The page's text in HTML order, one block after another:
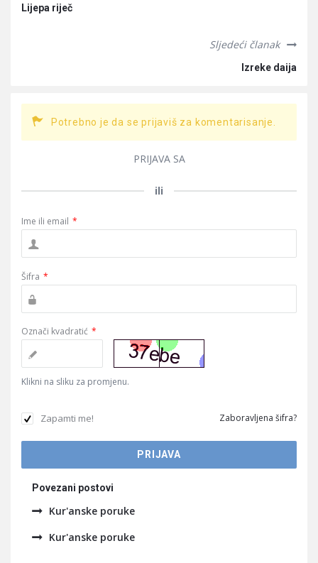
Lijepa riječ
Sljedeći članak
Izreke daija
Potrebno je da se prijaviš za komentarisanje.
PRIJAVA SA
ili
Ime ili email *
Šifra *
Označi kvadratić *
Klikni na sliku za promjenu.
Zapamti me! Zaboravljena šifra?
Povezani postovi
Kur'anske poruke
Kur'anske poruke